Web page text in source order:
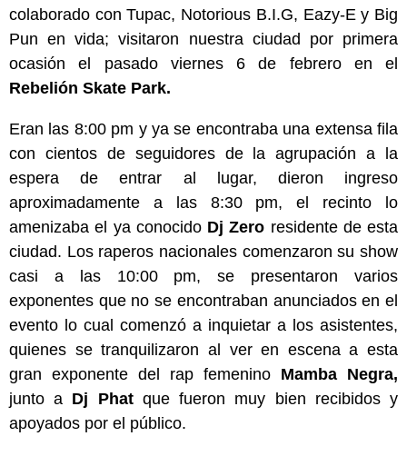
colaborado con Tupac, Notorious B.I.G, Eazy-E y Big
Pun en vida; visitaron nuestra ciudad por primera
ocasión el pasado viernes 6 de febrero en el
Rebelión Skate Park.
Eran las 8:00 pm y ya se encontraba una extensa fila
con cientos de seguidores de la agrupación a la
espera de entrar al lugar, dieron ingreso
aproximadamente a las 8:30 pm, el recinto lo
amenizaba el ya conocido Dj Zero residente de esta
ciudad. Los raperos nacionales comenzaron su show
casi a las 10:00 pm, se presentaron varios
exponentes que no se encontraban anunciados en el
evento lo cual comenzó a inquietar a los asistentes,
quienes se tranquilizaron al ver en escena a esta
gran exponente del rap femenino Mamba Negra,
junto a Dj Phatque fueron muy bien recibidos y
apoyados por el público.